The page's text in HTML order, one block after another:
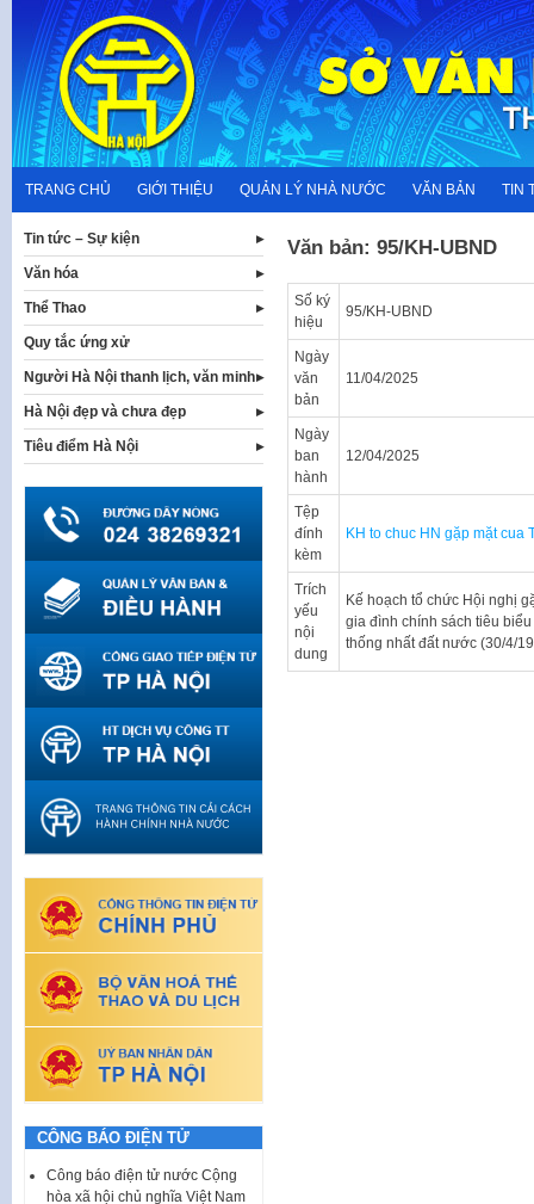
content
TRANG CHỦ GIỚI THIỆU QUẢN LÝ NHÀ NƯỚC VĂN BẢN TIN
Văn bản: 95/KH-UBND
Số ký
hiệu
95/KH-UBND
Ngày
văn
bản
11/04/2025
Ngày
ban
hành
12/04/2025
Tệp
đính
kèm
KH to chuc HN gặp mặt cua
Trích
yếu
nội
dung
Kế hoạch tổ chức Hội nghị
gia đình chính sách tiêu
thống nhất đất nước (30/4/
Tin tức – Sự kiện
Văn hóa
Thể Thao
Quy tắc ứng xử
Người Hà Nội thanh lịch, văn minh
Hà Nội đẹp và chưa đẹp
Tiêu điểm Hà Nội
CÔNG BÁO ĐIỆN TỬ
Công báo điện tử nước Cộng
hòa xã hội chủ nghĩa Việt Nam